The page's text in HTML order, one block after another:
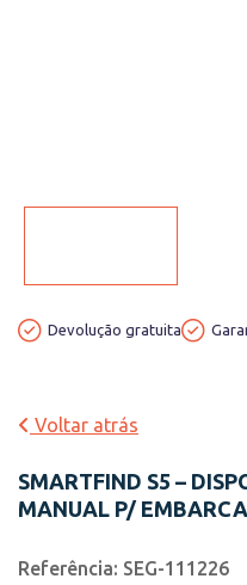
Devolução gratuita
Voltar atrás
SMARTFIND S5 –
MANUAL P/
Referência: SEG-111226